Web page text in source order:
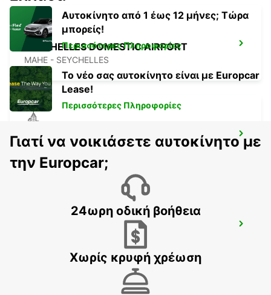
SEYCHELLES DOMESTIC AIRPORT
MAHE - SEYCHELLES
SEYCHELLES FOUR SEASONS RESORT
MAHE - SEYCHELLES
Αυτοκίνητο από 1 έως 12 μήνες; Τώρα
μπορείς!
Περισσότερες Πληροφορίες
Το νέο σας αυτοκίνητο είναι με Europcar
Lease!
Περισσότερες Πληροφορίες
Γιατί να νοικιάσετε αυτοκίνητο με
την Europcar;
24ωρη οδική βοήθεια
Χωρίς κρυφή χρέωση